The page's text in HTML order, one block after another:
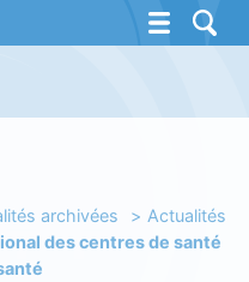
départemental
archivées
Actualités
des centres de santé